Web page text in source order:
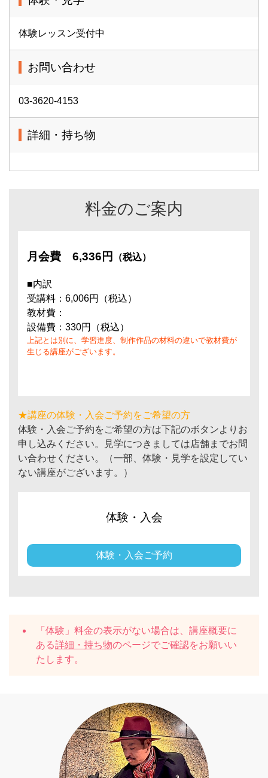
体験レッスン受付中
お問い合わせ
03-3620-4153
詳細・持ち物
料金のご案内
月会費 6,336円 （税込）
■内訳
受講料：6,006円（税込）
教材費：
設備費：330円（税込）
上記とは別に、学習進度、制作作品の材料の違いで教材費が
生じる講座がございます。
★講座の体験・入会ご予約をご希望の方
体験・入会ご予約をご希望の方は下記のボタンよりお
申し込みください。見学につきましては店舗までお問
い合わせください。（一部、体験・見学を設定してい
ない講座がございます。）
体験・入会
体験・入会ご予約
「体験」料金の表示がない場合は、講座概要に
ある詳細・持ち物のページでご確認をお願いい
たします。